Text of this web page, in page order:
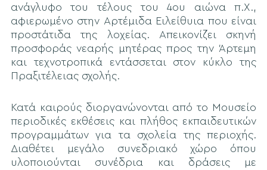
ανάγλυφο του τέλους του 4ου αιώνα π.Χ.,
αφιερωμένο στην Αρτέμιδα Ειλείθυια που είναι
προστάτιδα της λοχείας. Απεικονίζει σκηνή
προσφοράς νεαρής μητέρας προς την Άρτεμη
και τεχνοτροπικά εντάσσεται στον κύκλο της
Πραξιτέλειας σχολής.
Κατά καιρούς διοργανώνονται από το Μουσείο
περιοδικές εκθέσεις και πλήθος εκπαιδευτικών
προγραμμάτων για τα σχολεία της περιοχής.
Διαθέτει μεγάλο συνεδριακό χώρο όπου
υλοποιούνται συνέδρια και δράσεις με